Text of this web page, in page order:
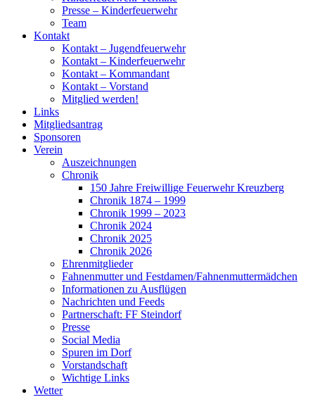
Presse – Kinderfeuerwehr
Team
Kontakt
Kontakt – Jugendfeuerwehr
Kontakt – Kinderfeuerwehr
Kontakt – Kommandant
Kontakt – Vorstand
Mitglied werden!
Links
Mitgliedsantrag
Sponsoren
Verein
Auszeichnungen
Chronik
150 Jahre Freiwillige Feuerwehr Kreuzberg
Chronik 1874 – 1999
Chronik 1999 – 2023
Chronik 2024
Chronik 2025
Chronik 2026
Ehrenmitglieder
Fahnenmutter und Festdamen/Fahnenmuttermädchen
Informationen zu Ausflügen
Nachrichten und Feeds
Partnerschaft: FF Steindorf
Presse
Social Media
Spuren im Dorf
Vorstandschaft
Wichtige Links
Wetter